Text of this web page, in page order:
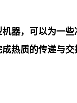
器，可以为一
质的传递与交